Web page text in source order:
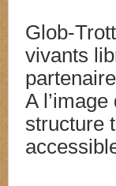
Glob-
vivants
A
structure